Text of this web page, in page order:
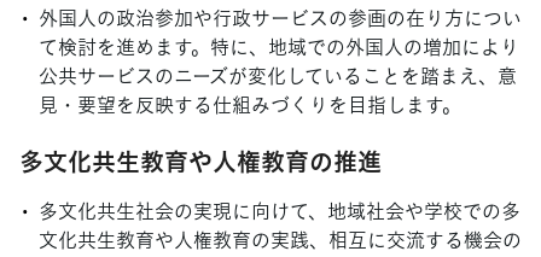
外国人の政治参加や行政サービスの参画の在り方につい
て検討を進めます。特に、地域での外国人の増加により
公共サービスのニーズが変化していることを踏まえ、意
見・要望を反映する仕組みづくりを目指します。
多文化共生教育や人権教育の推進
多文化共生社会の実現に向けて、地域社会や学校での多
文化共生教育や人権教育の実践、相互に交流する機会の